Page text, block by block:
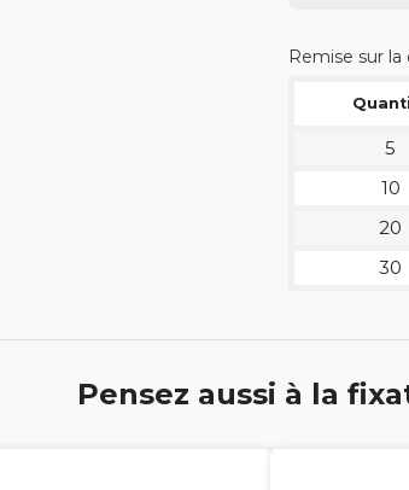
Remise sur
5
10
20
30
Pensez aussi à la